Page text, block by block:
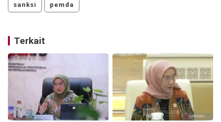
sanksi pemda
Terkait